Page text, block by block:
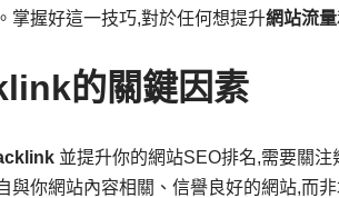
掌握好這一技巧,對於任何想提升網站流量
的關鍵因素
並提升你的網站SEO排名,需要關
與你網站內容相關、信譽良好的網站,而